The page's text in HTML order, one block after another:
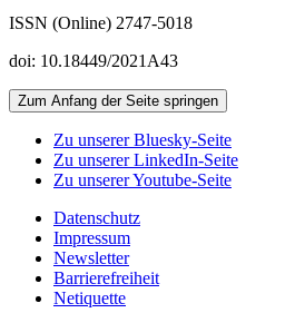
ISSN (Online) 2747-5018
doi: 10.18449/2021A43
Zum Anfang der Seite springen
Zu unserer Bluesky-Seite
Zu unserer LinkedIn-Seite
Zu unserer Youtube-Seite
Datenschutz
Impressum
Newsletter
Barrierefreiheit
Netiquette